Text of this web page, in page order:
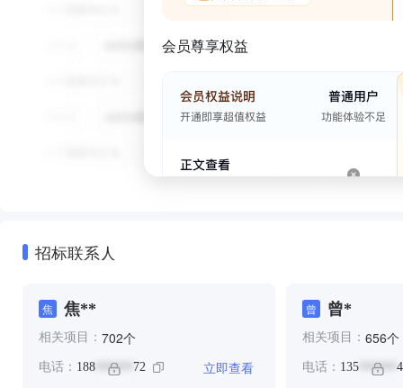
会员尊享权益
招标联系人
焦 焦**
相关项目： 702个
电话： 188 ****** 72 立即查看
曾 曾*
相关项目： 656个
电话： 135******